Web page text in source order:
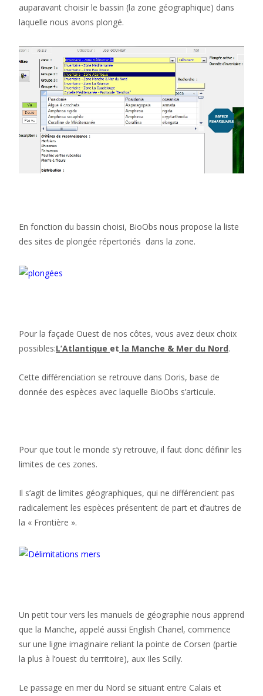
auparavant choisir le bassin (la zone géographique) dans
laquelle nous avons plongé.
En fonction du bassin choisi, BioObs nous propose la liste
des sites de plongée répertoriés dans la zone.
Pour la façade Ouest de nos côtes, vous avez deux choix
possibles:L’Atlantique et la Manche & Mer du Nord.
Cette différenciation se retrouve dans Doris, base de
donnée des espèces avec laquelle BioObs s’articule.
Pour que tout le monde s’y retrouve, il faut donc définir les
limites de ces zones.
Il s’agit de limites géographiques, qui ne différencient pas
radicalement les espèces présentent de part et d’autres de
la « Frontière ».
Un petit tour vers les manuels de géographie nous apprend
que la Manche, appelé aussi English Chanel, commence
sur une ligne imaginaire reliant la pointe de Corsen (partie
la plus à l’ouest du territoire), aux Iles Scilly.
Le passage en mer du Nord se situant entre Calais et